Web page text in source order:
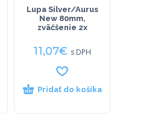
Lupa Silver/Aurus
New 80mm,
zväčšenie 2x
11,07€ s DPH
Pridať do košíka